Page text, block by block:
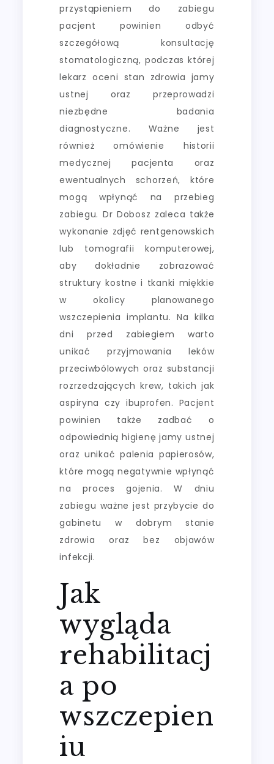
przystąpieniem do zabiegu
pacjent powinien odbyć
szczegółową konsultację
stomatologiczną, podczas której
lekarz oceni stan zdrowia jamy
ustnej oraz przeprowadzi
niezbędne badania
diagnostyczne. Ważne jest
również omówienie historii
medycznej pacjenta oraz
ewentualnych schorzeń, które
mogą wpłynąć na przebieg
zabiegu. Dr Dobosz zaleca także
wykonanie zdjęć rentgenowskich
lub tomografii komputerowej,
aby dokładnie zobrazować
struktury kostne i tkanki miękkie
w okolicy planowanego
wszczepienia implantu. Na kilka
dni przed zabiegiem warto
unikać przyjmowania leków
przeciwbólowych oraz substancji
rozrzedzających krew, takich jak
aspiryna czy ibuprofen. Pacjent
powinien także zadbać o
odpowiednią higienę jamy ustnej
oraz unikać palenia papierosów,
które mogą negatywnie wpłynąć
na proces gojenia. W dniu
zabiegu ważne jest przybycie do
gabinetu w dobrym stanie
zdrowia oraz bez objawów
infekcji.
Jak
wygląda
rehabilitacj
a po
wszczepien
iu